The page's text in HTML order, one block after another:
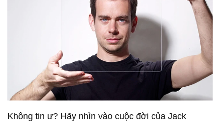
Không tin ư? Hãy nhìn vào cuộc đời của Jack